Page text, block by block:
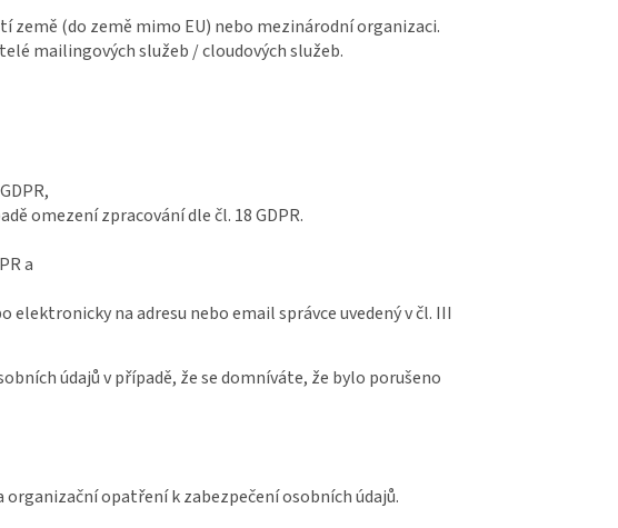
země (do země mimo EU) nebo mezinárodní organizaci.
mailingových služeb / cloudových služeb.
omezení zpracování dle čl. 18 GDPR.
a
na adresu nebo email správce uvedený v čl. III
údajů v případě, že se domníváte, že bylo porušeno
organizační opatření k zabezpečení osobních údajů.